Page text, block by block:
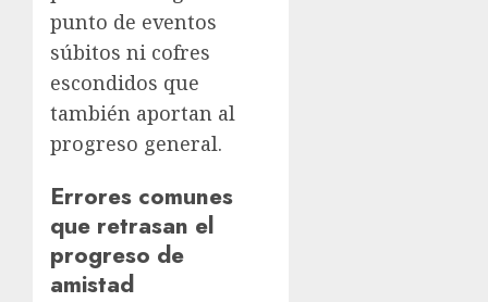
punto de eventos
súbitos ni cofres
escondidos que
también aportan al
progreso general.
Errores comunes
que retrasan el
progreso de
amistad